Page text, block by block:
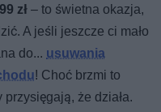
zł – to świetna okazja,
A jeśli jeszcze ci mało
do... usuwania
! Choć brzmi to
że działa.